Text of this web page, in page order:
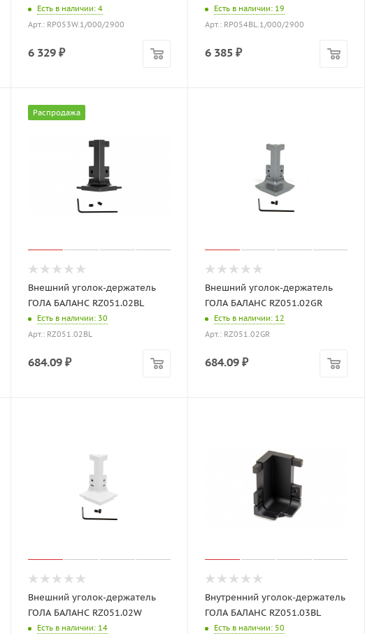
Есть в наличии: 4
Арт.: RP053W.1/000/2900
6 329 ₽
Есть в наличии: 19
Арт.: RP054BL.1/000/2900
6 385 ₽
Распродажа
Внешний уголок-держатель
ГОЛА БАЛАНС RZ051.02BL
Есть в наличии: 30
Арт.: RZ051.02BL
684.09 ₽
Внешний уголок-держатель
ГОЛА БАЛАНС RZ051.02GR
Есть в наличии: 12
Арт.: RZ051.02GR
684.09 ₽
Внешний уголок-держатель
ГОЛА БАЛАНС RZ051.02W
Есть в наличии: 14
Внутренний уголок-держатель
ГОЛА БАЛАНС RZ051.03BL
Есть в наличии: 50